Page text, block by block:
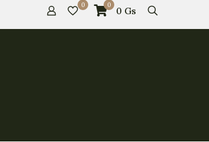
0 0 0 Gs